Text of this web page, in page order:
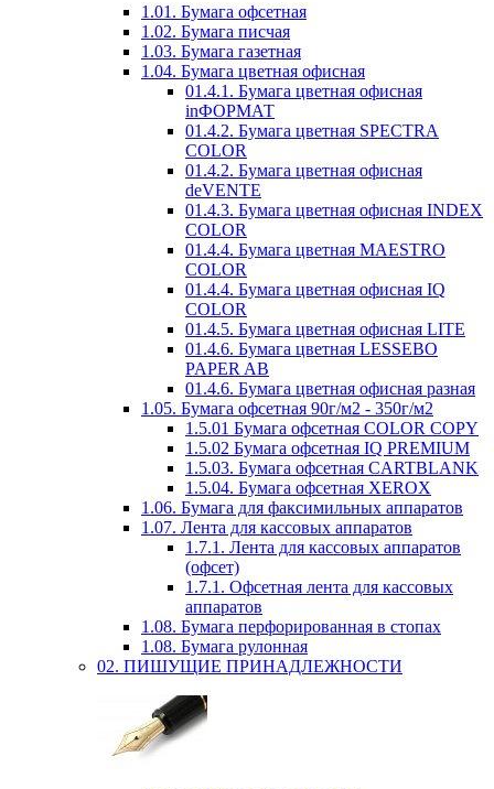
1.01. Бумага офсетная
1.02. Бумага писчая
1.03. Бумага газетная
1.04. Бумага цветная офисная
01.4.1. Бумага цветная офисная
inФОРМАТ
01.4.2. Бумага цветная SPECTRA
COLOR
01.4.2. Бумага цветная офисная
deVENTE
01.4.3. Бумага цветная офисная INDEX
COLOR
01.4.4. Бумага цветная MAESTRO
COLOR
01.4.4. Бумага цветная офисная IQ
COLOR
01.4.5. Бумага цветная офисная LITE
01.4.6. Бумага цветная LESSEBO
PAPER AB
01.4.6. Бумага цветная офисная разная
1.05. Бумага офсетная 90г/м2 - 350г/м2
1.5.01 Бумага офсетная COLOR COPY
1.5.02 Бумага офсетная IQ PREMIUM
1.5.03. Бумага офсетная CARTBLANK
1.5.04. Бумага офсетная XEROX
1.06. Бумага для факсимильных аппаратов
1.07. Лента для кассовых аппаратов
1.7.1. Лента для кассовых аппаратов
(офсет)
1.7.1. Офсетная лента для кассовых
аппаратов
1.08. Бумага перфорированная в стопах
1.08. Бумага рулонная
02. ПИШУЩИЕ ПРИНАДЛЕЖНОСТИ